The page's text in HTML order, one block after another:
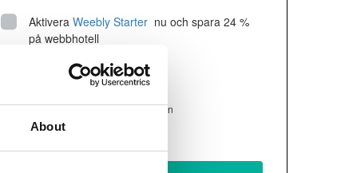
About
Aktivera Weebly Starter nu och spara 24 %
på webbhotell
Upp till 10 hemsidor/domäner
utrymme
4 CPU, 4GB RAM ~200K besökare/mån